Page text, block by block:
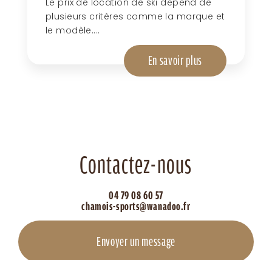
Le prix de location de ski dépend de
plusieurs critères comme la marque et
le modèle....
En savoir plus
Contactez-nous
04 79 08 60 57
chamois-sports@wanadoo.fr
Envoyer un message